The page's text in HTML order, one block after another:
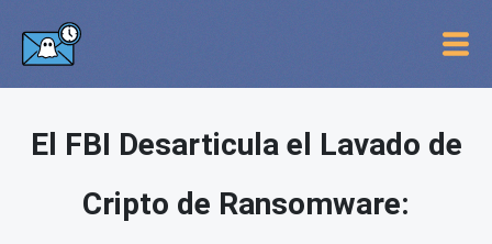
El FBI Desarticula el Lavado de
Cripto de Ransomware: